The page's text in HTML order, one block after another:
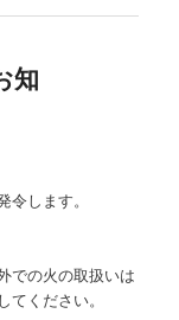
知
します。
での火の取扱いは
ください。